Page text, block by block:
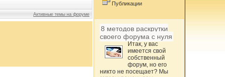
Активные темы на форуме
Публикации
8 методов раскрутки
своего форума с нуля
Итак, у вас
имеется свой
собственный
форум, но его
никто не посещает? Мы